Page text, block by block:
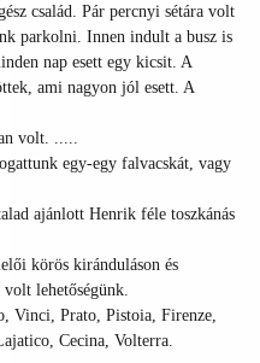
család. Pár percnyi sétára volt
parkolni. Innen indult a busz is
nap esett egy kicsit. A
ami nagyon jól esett. A
volt. .....
egy-egy falvacskát, vagy
ajánlott Henrik féle toszkánás
körös kiránduláson és
lehetőségünk.
Vinci, Prato, Pistoia, Firenze,
Cecina, Volterra.